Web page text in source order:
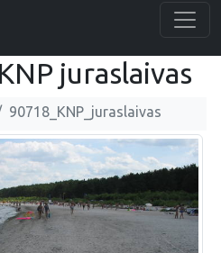
juraslaivas
90718_KNP_juraslaivas